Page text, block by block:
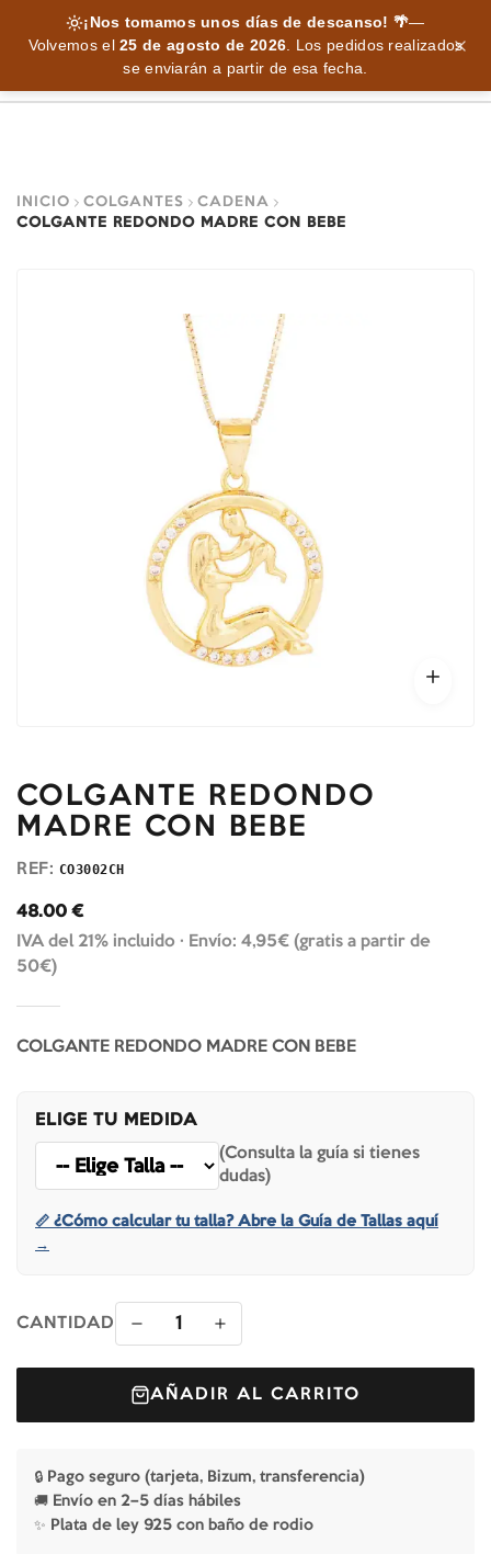
¡Nos tomamos unos días de descanso! 🌴—
Volvemos el25 de agosto de 2026. Los pedidos realizados
se enviarán a partir de esa fecha.
INICIO COLGANTES
CADENA
COLGANTE REDONDO MADRE CON BEBE
COLGANTE REDONDO
MADRE CON BEBE
REF: CO3002CH
48.00 €
IVA del 21% incluido · Envío: 4,95€ (gratis a partir de
50€)
COLGANTE REDONDO MADRE CON BEBE
ELIGE TU MEDIDA
(Consulta la guía si tienes
dudas)
📏 ¿Cómo calcular tu talla? Abre la Guía de Tallas aquí
→
CANTIDAD 1
AÑADIR AL CARRITO
🔒 Pago seguro (tarjeta, Bizum, transferencia)
🚚 Envío en 2–5 días hábiles
✨ Plata de ley 925 con baño de rodio